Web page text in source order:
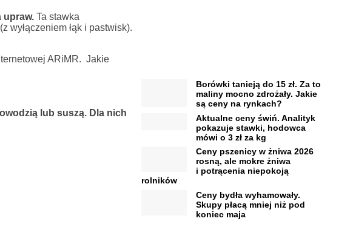
upraw.Ta stawka
wyłączeniem łąk i pastwisk).
ARiMR. Jakie
lub suszą. Dla nich
Borówki tanieją do 15 zł. Za to
maliny mocno zdrożały. Jakie
są ceny na rynkach?
Aktualne ceny świń. Analityk
pokazuje stawki, hodowca
mówi o 3 zł za kg
Ceny pszenicy w żniwa 2026
rosną, ale mokre żniwa
i potrącenia niepokoją
rolników
Ceny bydła wyhamowały.
Skupy płacą mniej niż pod
koniec maja